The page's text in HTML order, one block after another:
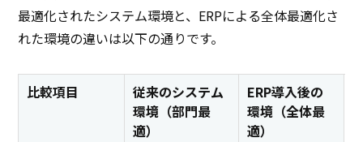
最適化されたシステム環境と、ERPによる全体最適化さ
れた環境の違いは以下の通りです。
比較項目
従来のシステム
環境（部門最
適）
ERP導入後の
環境（全体最
適）